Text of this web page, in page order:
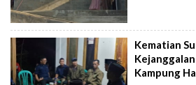
Kematian
Kampung